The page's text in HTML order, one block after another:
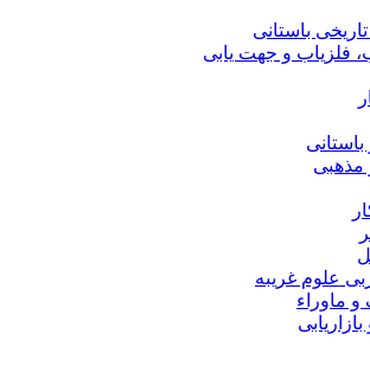
باستانی
فلزیاب و جهت یابی
مذهبی
علوم غریبه
ماوراء